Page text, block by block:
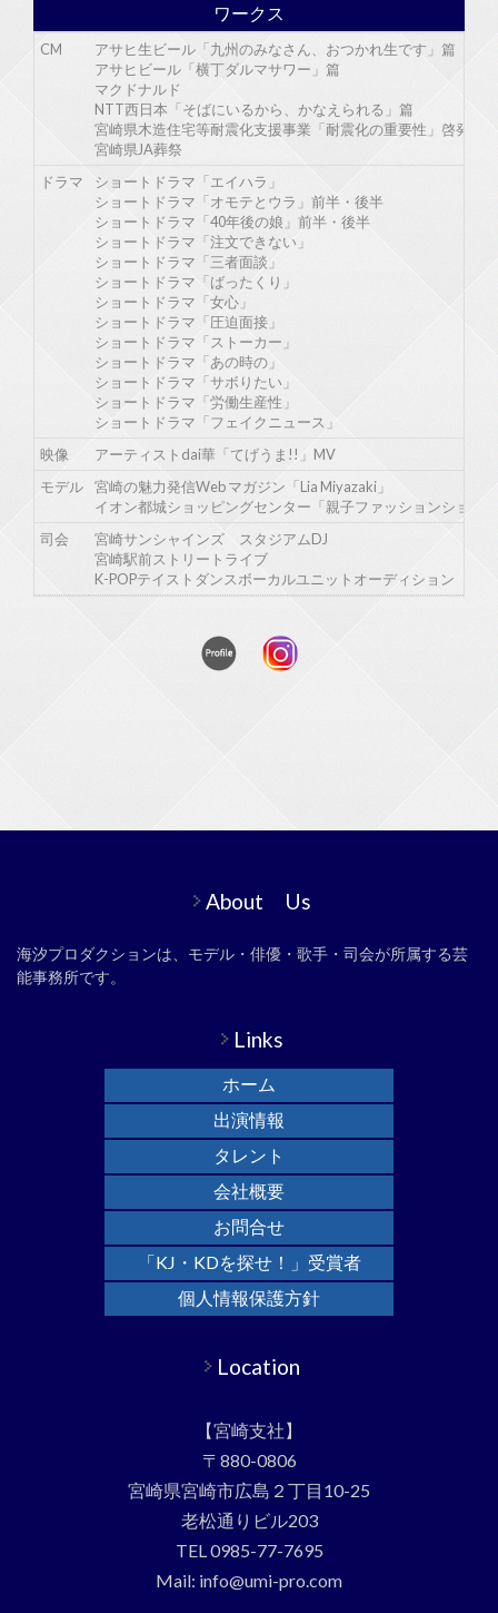
ワークス
CM
アサヒ生ビール「九州のみなさん、おつかれ生です」篇
アサヒビール「横丁ダルマサワー」篇
マクドナルド
NTT西日本「そばにいるから、かなえられる」篇
宮崎県木造住宅等耐震化支援事業「耐震化の重要性」啓発CM
宮崎県JA葬祭
ドラマ
ショートドラマ「エイハラ」
ショートドラマ「オモテとウラ」前半・後半
ショートドラマ「40年後の娘」前半・後半
ショートドラマ「注文できない」
ショートドラマ「三者面談」
ショートドラマ「ばったくり」
ショートドラマ「女心」
ショートドラマ「圧迫面接」
ショートドラマ「ストーカー」
ショートドラマ「あの時の」
ショートドラマ「サボりたい」
ショートドラマ「労働生産性」
ショートドラマ「フェイクニュース」
映像
アーティストdai華「てげうま!!」MV
モデル
宮崎の魅力発信Web マガジン「Lia Miyazaki」
イオン都城ショッピングセンター「親子ファッションショー
司会
宮崎サンシャインズ スタジアムDJ
宮崎駅前ストリートライブ
K-POPテイストダンスボーカルユニットオーディション
About Us
海汐プロダクションは、モデル・俳優・歌手・司会が所属する芸
能事務所です。
Links
ホーム
出演情報
タレント
会社概要
お問合せ
「KJ・KDを探せ！」受賞者
個人情報保護方針
Location
【宮崎支社】
〒880-0806
宮崎県宮崎市広島２丁目10-25
老松通りビル203
TEL 0985-77-7695
Mail: info@umi-pro.com